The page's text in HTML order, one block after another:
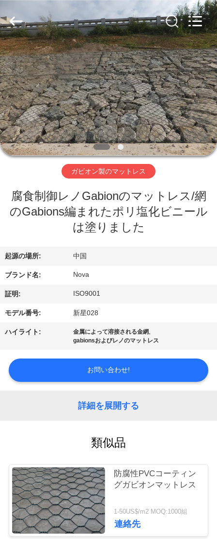
家
へ
製
品
ビ
オ
シ
ョ
ー
わ
し
た
て
工
場
Copyright
©
2019
-
2026
Hebei
Nova
Metal
Wire
Mesh
Products
Co.,
Ltd..
All
Rights
Reserved.
ガビオン製のマットレス
腐食制御レノGabionのマットレス/網
のGabions編まれたポリ塩化ビニール
は塗りました
起源の場所: 中国
ブランド名: Nova
証明: ISO9001
モデル番号: 新星028
ハイライト: 金属によって溶接される金網,
gabionsおよびレノのマットレス
お問い合わせ!
詳細を展開する
類似品
防腐性PVCコーティン
グガビオンマットレス
1-50US$/m2 MOQ:1000組
連絡先